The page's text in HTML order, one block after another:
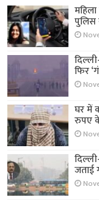
पुलिस
फिर
घर में
रुपए
जताई